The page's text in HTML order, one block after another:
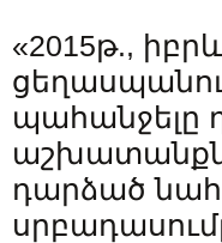
«2015թ.,
պահանջելը
դարձած